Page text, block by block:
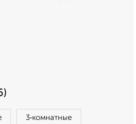
3‑комнатные